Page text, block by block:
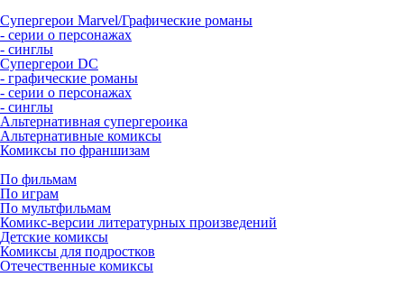
Супергерои Marvel/Графические романы
- серии о персонажах
- синглы
Супергерои DC
- графические романы
- серии о персонажах
- синглы
Альтернативная супергероика
Альтернативные комиксы
Комиксы по франшизам
По фильмам
По играм
По мультфильмам
Комикс-версии литературных произведений
Детские комиксы
Комиксы для подростков
Отечественные комиксы